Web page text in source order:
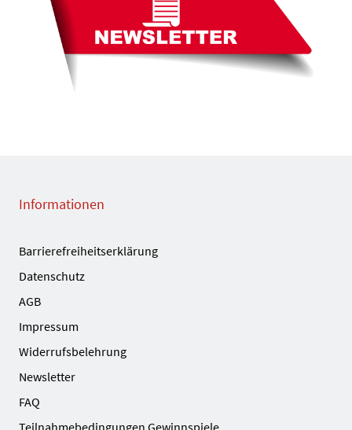
Informationen
Barrierefreiheitserklärung
Datenschutz
AGB
Impressum
Widerrufsbelehrung
Newsletter
FAQ
Teilnahmebedingungen Gewinnspiele